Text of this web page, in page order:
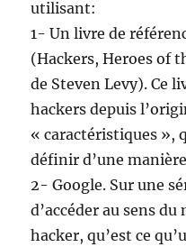
utilisant:
1- Un livre de
(Hackers, Heroes of
de Steven Levy). Ce
hackers depuis
« caractéristiques »,
définir d’une
2- Google. Sur une
d’accéder au sens
hacker, qu’est ce